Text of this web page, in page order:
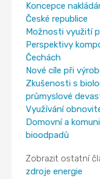
Koncepce
České republice
Možnosti využití
Perspektivy
Čechách
Nové cíle při
Zkušenosti s
průmyslové
Využívání
Domovní a
bioodpadů
Zobrazit ostatní
zdroje energie